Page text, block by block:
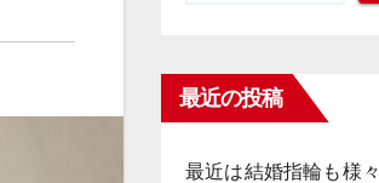
最近の投稿
最近は結婚指輪も様々